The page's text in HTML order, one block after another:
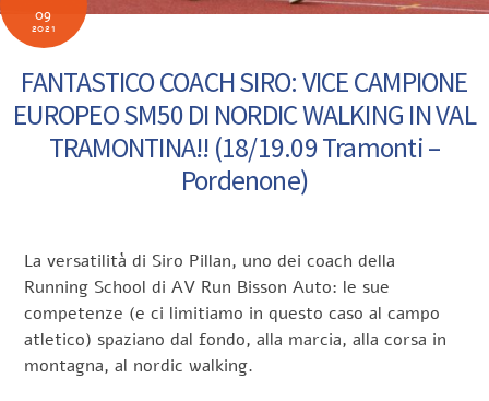
09
2021
FANTASTICO COACH SIRO: VICE CAMPIONE
EUROPEO SM50 DI NORDIC WALKING IN VAL
TRAMONTINA!! (18/19.09 Tramonti –
Pordenone)
La versatilità di Siro Pillan, uno dei coach della
Running School di AV Run Bisson Auto: le sue
competenze (e ci limitiamo in questo caso al campo
atletico) spaziano dal fondo, alla marcia, alla corsa in
montagna, al nordic walking.